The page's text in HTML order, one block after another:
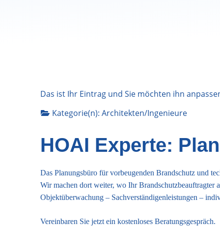
Das ist Ihr Eintrag und Sie möchten ihn
Kategorie(n): Architekten/Ingenieure
HOAI Experte:
Das Planungsbüro für vorbeugenden Brandschutz und
Wir machen dort weiter, wo Ihr Brandschutzbeauftragter
Objektüberwachung – Sachverständigenleistungen –
Vereinbaren Sie jetzt ein kostenloses Beratungsgespräch.